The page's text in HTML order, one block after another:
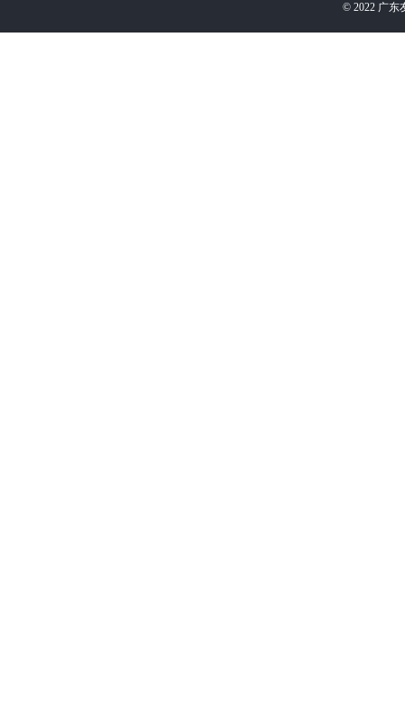
© 2022 广东